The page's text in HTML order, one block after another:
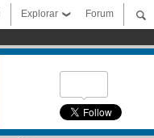
Forum
Explorar